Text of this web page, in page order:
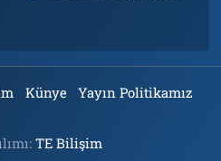
Künye Yayın Politikamız
TE Bilişim